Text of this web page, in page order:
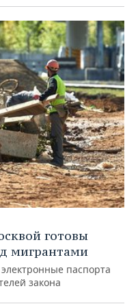
готовы
мигрантами
паспорта
закона